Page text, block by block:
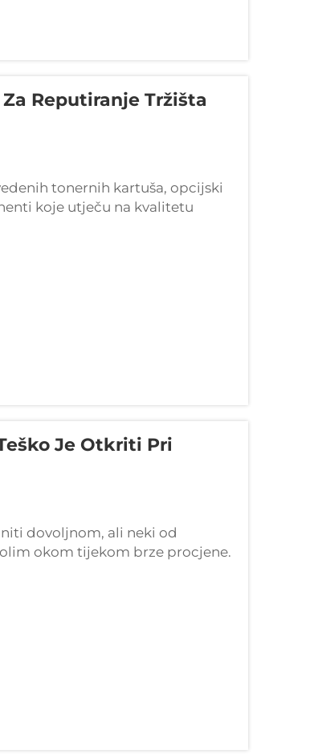
Reputiranje Tržišta
tonernih kartuša, opcijski
koje utječu na kvalitetu
kartuše ovisi o r...
Je Otkriti Pri
dovoljnom, ali neki od
okom tijekom brze procjene.
provjere na površini rizikuju da